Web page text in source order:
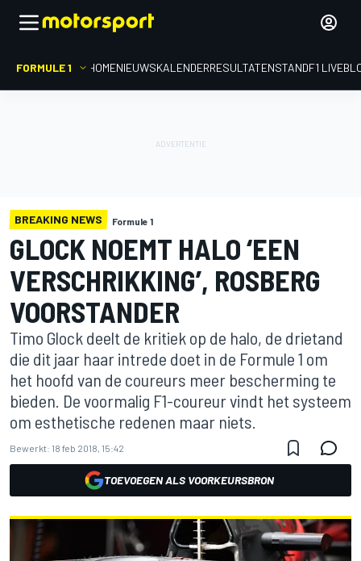
FORMULE 1 HOMENIEUWSKALENDERRESULTATENSTANDF1
BREAKING NEWS Formule 1
GLOCK NOEMT HALO ‘EEN
VERSCHRIKKING’, ROSBERG
VOORSTANDER
Timo Glock deelt de kritiek op de halo, de drietand
die dit jaar haar intrede doet in de Formule 1 om
het hoofd van de coureurs meer bescherming te
bieden. De voormalig F1-coureur vindt het systeem
om esthetische redenen maar niets.
Bewerkt: 18 feb 2018, 15:42
TOEVOEGEN ALS VOORKEURSBRON